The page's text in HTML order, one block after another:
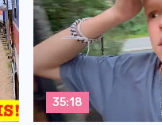
35:18